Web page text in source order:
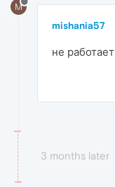
M
mishania57
не работает
3 months later